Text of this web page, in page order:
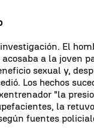
El
a la joven
sexual y,
Los hechos
"la
la
fuentes